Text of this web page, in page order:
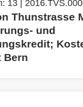
13 |
Thunstrasse
und
Bern